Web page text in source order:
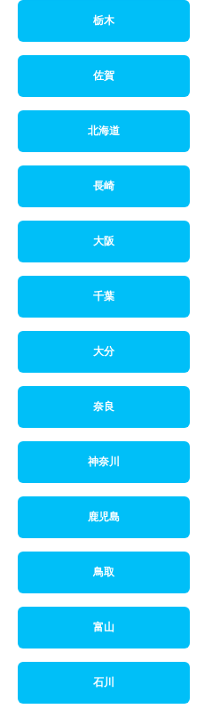
栃木
佐賀
北海道
長崎
大阪
千葉
大分
奈良
神奈川
鹿児島
鳥取
富山
石川